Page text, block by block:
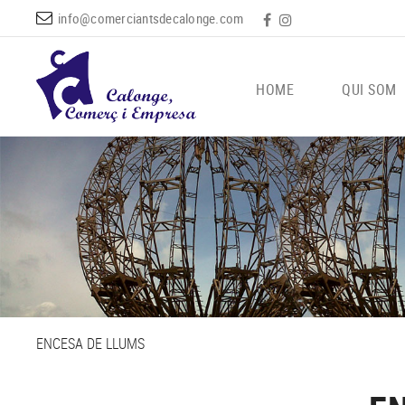
info@comerciantsdecalonge.com
HOME QUI SOM
ENCESA DE LLUMS